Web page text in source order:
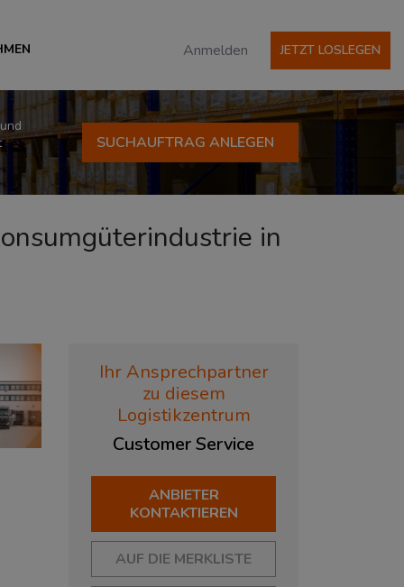
Anmelden JETZT LOSLEGEN
SUCHAUFTRAG ANLEGEN
in
Ihr Ansprechpartner
zu diesem
Logistikzentrum
CustomerService
ANBIETER
KONTAKTIEREN
AUF DIE MERKLISTE